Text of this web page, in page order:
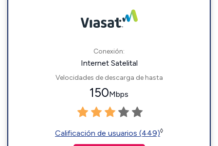
Conexión:
Internet Satelital
Velocidades de descarga de hasta
150Mbps
Calificación de usuarios (449)◊